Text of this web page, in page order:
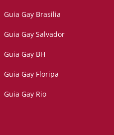
Guia Gay Brasilia
Guia Gay Salvador
Guia Gay BH
Guia Gay Floripa
Guia Gay Rio